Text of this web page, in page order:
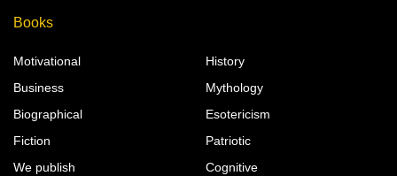
Books
Motivational
Business
Biographical
Fiction
We publish
History
Mythology
Esotericism
Patriotic
Cognitive